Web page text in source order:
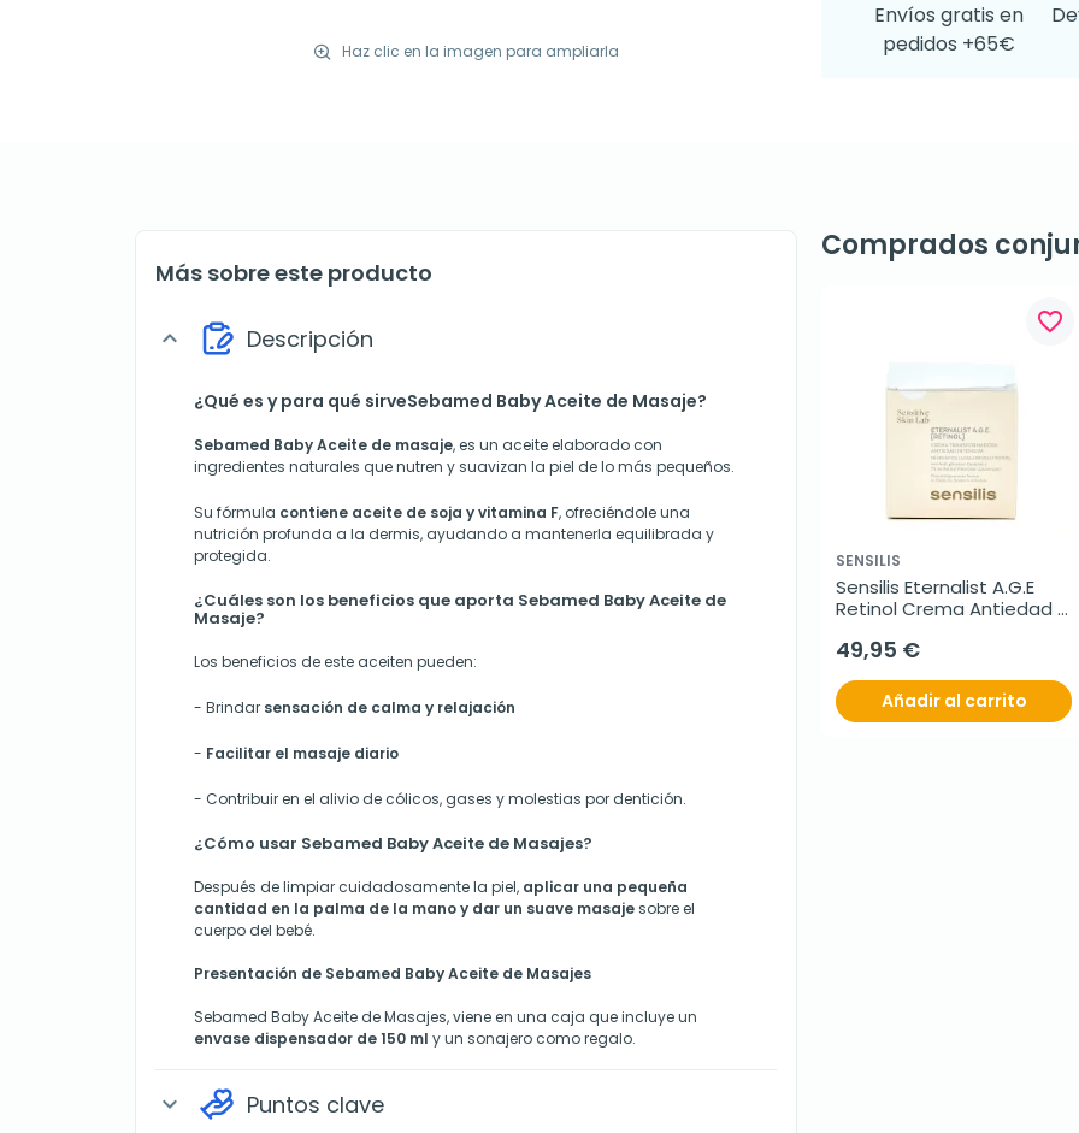
Haz clic en la imagen para ampliarla
Envíos gratis en
pedidos +65€
Más sobre este producto
expand_more Descripción
¿Qué es y para qué sirveSebamed Baby Aceite de Masaje?
Sebamed Baby Aceite de masaje, es un aceite elaborado con
ingredientes naturales que nutren y suavizan la piel de lo más pequeños.
Su fórmula contiene aceite de soja y vitamina F, ofreciéndole una
nutrición profunda a la dermis, ayudando a mantenerla equilibrada y
protegida.
¿Cuáles son los beneficios que aporta Sebamed Baby Aceite de
Masaje?
Los beneficios de este aceiten pueden:
- Brindar sensación de calma y relajación
- Facilitar el masaje diario
- Contribuir en el alivio de cólicos, gases y molestias por dentición.
¿Cómo usar Sebamed Baby Aceite de Masajes?
Después de limpiar cuidadosamente la piel, aplicar una pequeña
cantidad en la palma de la mano y dar un suave masajesobre el
cuerpo del bebé.
Presentación de Sebamed Baby Aceite de Masajes
Sebamed Baby Aceite de Masajes, viene en una caja que incluye un
envase dispensador de 150 ml y un sonajero como regalo.
expand_more Puntos clave
Comprados
favorite_border
SENSILIS
Sensilis Eternalist A.G.E
Retinol Crema Antiedad
49,95 €
Añadir al carrito